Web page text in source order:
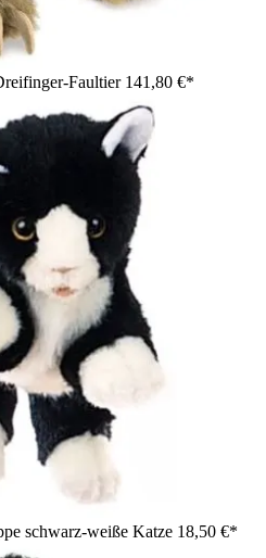
Faultier 141,80 €*
schwarz-weiße Katze 18,50 €*